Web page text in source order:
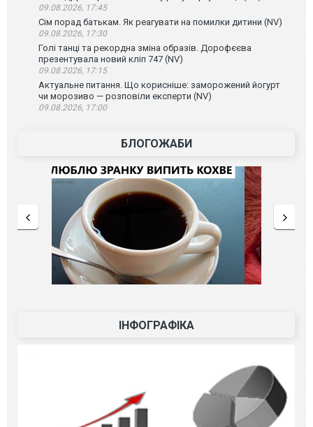
09.08.2026, 17:45
Сім порад батькам. Як реагувати на помилки дитини (NV)
09.08.2026, 17:30
Голі танці та рекордна зміна образів. Дорофєєва
презентувала новий кліп 747 (NV)
09.08.2026, 17:15
Актуальне питання. Що корисніше: заморожений йогурт
чи морозиво — розповіли експерти (NV)
09.08.2026, 17:00
БЛОГОЖАБИ
ІНФОГРАФІКА